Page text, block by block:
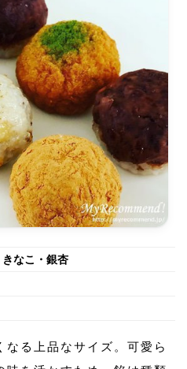
なこ・銀杏
なる上品なサイズ。可愛ら